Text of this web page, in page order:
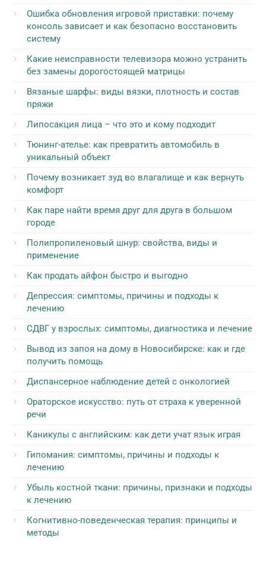
Ошибка обновления игровой приставки: почему
консоль зависает и как безопасно восстановить
систему
Какие неисправности телевизора можно устранить
без замены дорогостоящей матрицы
Вязаные шарфы: виды вязки, плотность и состав
пряжи
Липосакция лица – что это и кому подходит
Тюнинг-ателье: как превратить автомобиль в
уникальный объект
Почему возникает зуд во влагалище и как вернуть
комфорт
Как паре найти время друг для друга в большом
городе
Полипропиленовый шнур: свойства, виды и
применение
Как продать айфон быстро и выгодно
Депрессия: симптомы, причины и подходы к
лечению
СДВГ у взрослых: симптомы, диагностика и лечение
Вывод из запоя на дому в Новосибирске: как и где
получить помощь
Диспансерное наблюдение детей с онкологией
Ораторское искусство: путь от страха к уверенной
речи
Каникулы с английским: как дети учат язык играя
Гипомания: симптомы, причины и подходы к
лечению
Убыль костной ткани: причины, признаки и подходы
к лечению
Когнитивно-поведенческая терапия: принципы и
методы